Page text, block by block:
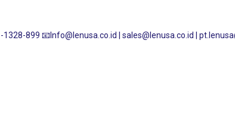
1328-899 📧Info@lenusa.co.id | sales@lenusa.co.id |